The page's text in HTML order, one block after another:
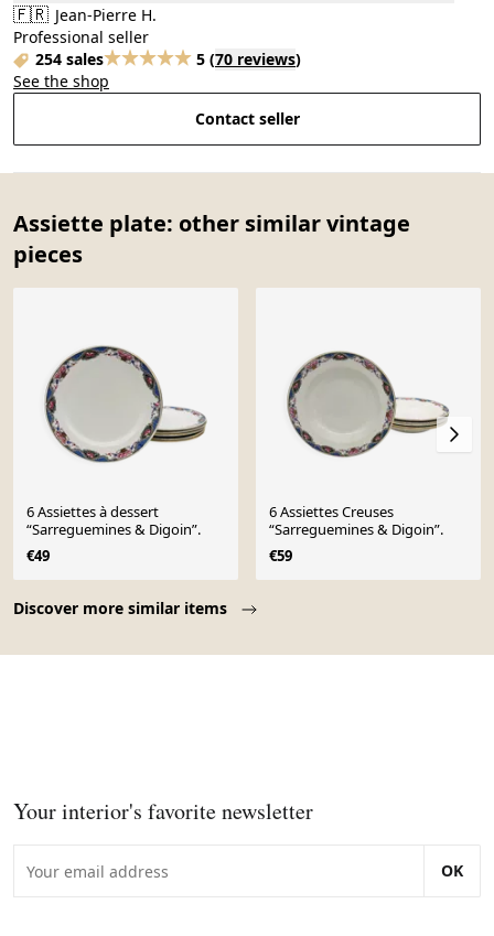
🇫🇷 Jean-Pierre H.
Professional seller
254 sales
5 (70 reviews)
See the shop
Contact seller
Assiette plate: other similar vintage
pieces
Discover more similar items
6 Assiettes à dessert
“Sarreguemines & Digoin”.
€49
6 Assiettes Creuses
“Sarreguemines & Digoin”.
€59
Your interior's favorite newsletter
OK